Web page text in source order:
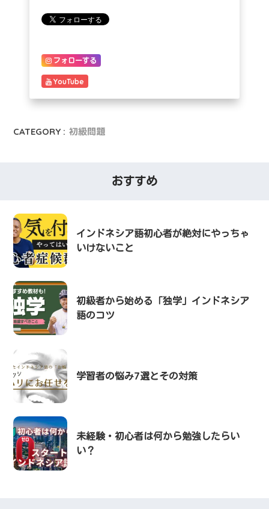
フォローする
YouTube
CATEGORY : 初級問題
おすすめ
インドネシア語初心者が絶対にやっちゃ
いけないこと
初級者から始める「独学」インドネシア
語のコツ
学習者の悩み7選とその対策
未経験・初心者は何から勉強したらい
い？